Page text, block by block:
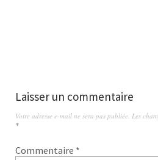
Laisser un commentaire
Votre adresse e-mail ne sera pas publiée. Les
*
Commentaire *